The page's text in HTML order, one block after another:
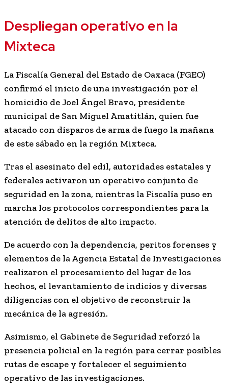
Despliegan operativo en la
Mixteca
La Fiscalía General del Estado de Oaxaca (FGEO)
confirmó el inicio de una investigación por el
homicidio de Joel Ángel Bravo, presidente
municipal de San Miguel Amatitlán, quien fue
atacado con disparos de arma de fuego la mañana
de este sábado en la región Mixteca.
Tras el asesinato del edil, autoridades estatales y
federales activaron un operativo conjunto de
seguridad en la zona, mientras la Fiscalía puso en
marcha los protocolos correspondientes para la
atención de delitos de alto impacto.
De acuerdo con la dependencia, peritos forenses y
elementos de la Agencia Estatal de Investigaciones
realizaron el procesamiento del lugar de los
hechos, el levantamiento de indicios y diversas
diligencias con el objetivo de reconstruir la
mecánica de la agresión.
Asimismo, el Gabinete de Seguridad reforzó la
presencia policial en la región para cerrar posibles
rutas de escape y fortalecer el seguimiento
operativo de las investigaciones.